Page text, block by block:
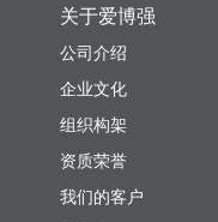
关于爱博强
公司介绍
企业文化
组织构架
资质荣誉
我们的客户